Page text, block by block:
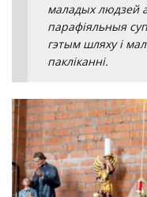
маладых людзей
парафіяльныя
гэтым шляху і
пакліканні.